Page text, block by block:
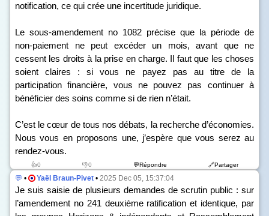
notification, ce qui crée une incertitude juridique.
Le sous-amendement no 1082 précise que la période de
non-paiement ne peut excéder un mois, avant que ne
cessent les droits à la prise en charge. Il faut que les choses
soient claires : si vous ne payez pas au titre de la
participation financière, vous ne pouvez pas continuer à
bénéficier des soins comme si de rien n’était.
C’est le cœur de tous nos débats, la recherche d’économies.
Nous vous en proposons une, j’espère que vous serez au
rendez-vous.
👍0 👎0 💬Répondre 🔗Partager
💬 • Yaël Braun-Pivet • 2025 Dec 05, 15:37:04
Je suis saisie de plusieurs demandes de scrutin public : sur
l’amendement no241 deuxième ratification et identique, par